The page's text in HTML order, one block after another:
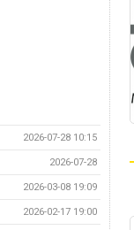
2026-07-28 10:15
2026-07-28
2026-03-08 19:09
2026-02-17 19:00